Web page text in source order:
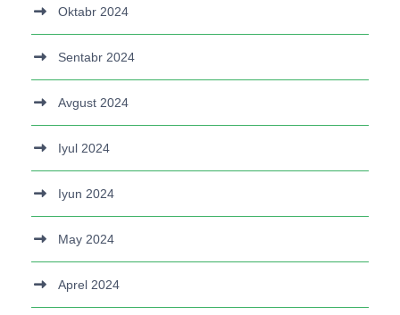
Oktabr 2024
Sentabr 2024
Avgust 2024
Iyul 2024
Iyun 2024
May 2024
Aprel 2024